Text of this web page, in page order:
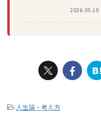
2026.05.10
-人生論・考え方